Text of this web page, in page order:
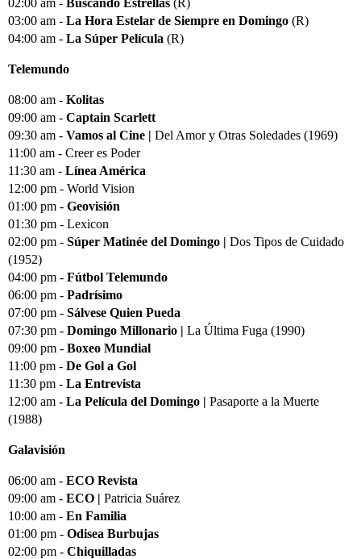
02:00 am - Buscando Estrellas (R)
03:00 am - La Hora Estelar de Siempre en Domingo (R)
04:00 am - La Súper Película (R)
Telemundo
08:00 am - Kolitas
09:00 am - Captain Scarlett
09:30 am - Vamos al Cine | Del Amor y Otras Soledades (1969)
11:00 am - Creer es Poder
11:30 am - Línea América
12:00 pm - World Vision
01:00 pm - Geovisión
01:30 pm - Lexicon
02:00 pm - Súper Matinée del Domingo | Dos Tipos de Cuidado
(1952)
04:00 pm - Fútbol Telemundo
06:00 pm - Padrísimo
07:00 pm - Sálvese Quien Pueda
07:30 pm - Domingo Millonario | La Última Fuga (1990)
09:00 pm - Boxeo Mundial
11:00 pm - De Gol a Gol
11:30 pm - La Entrevista
12:00 am - La Película del Domingo | Pasaporte a la Muerte
(1988)
Galavisión
06:00 am - ECO Revista
09:00 am - ECO | Patricia Suárez
10:00 am - En Familia
01:00 pm - Odisea Burbujas
02:00 pm - Chiquilladas